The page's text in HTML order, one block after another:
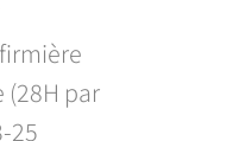
par
25